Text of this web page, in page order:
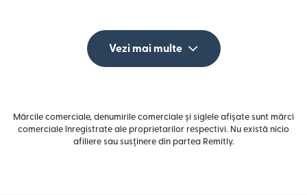
Vezi mai multe
Mărcile comerciale, denumirile comerciale și siglele afișate sunt mărci
comerciale înregistrate ale proprietarilor respectivi. Nu există nicio
afiliere sau susținere din partea Remitly.